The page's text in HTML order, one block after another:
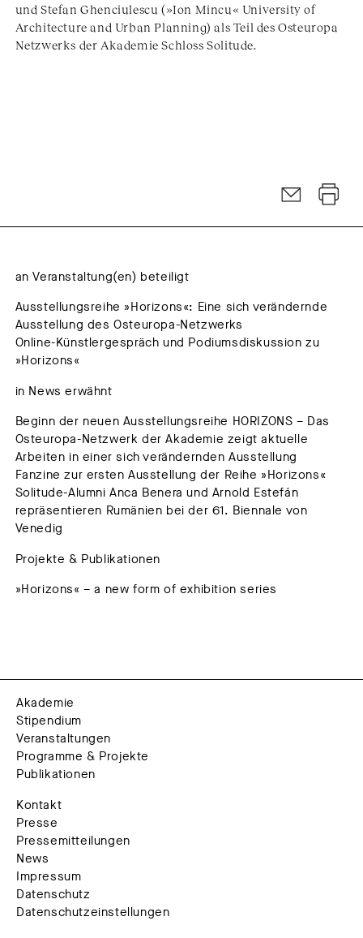
und Stefan Ghenciulescu (»Ion Mincu« University of
Architecture and Urban Planning) als Teil des Osteuropa
Netzwerks der Akademie Schloss Solitude.
an Veranstaltung(en) beteiligt
Ausstellungsreihe »Horizons«: Eine sich verändernde
Ausstellung des Osteuropa-Netzwerks
Online-Künstlergespräch und Podiumsdiskussion zu
»Horizons«
in News erwähnt
Beginn der neuen Ausstellungsreihe HORIZONS – Das
Osteuropa-Netzwerk der Akademie zeigt aktuelle
Arbeiten in einer sich verändernden Ausstellung
Fanzine zur ersten Ausstellung der Reihe »Horizons«
Solitude-Alumni Anca Benera und Arnold Estefán
repräsentieren Rumänien bei der 61. Biennale von
Venedig
Projekte & Publikationen
»Horizons« – a new form of exhibition series
Akademie
Stipendium
Veranstaltungen
Programme & Projekte
Publikationen
Kontakt
Presse
Pressemitteilungen
News
Impressum
Datenschutz
Datenschutzeinstellungen